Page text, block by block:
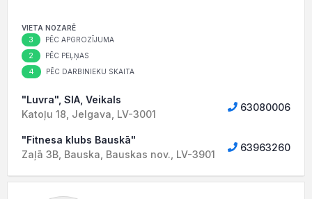
VIETA NOZARĒ
3 PĒC APGROZĪJUMA
2 PĒC PEĻŅAS
4 PĒC DARBINIEKU SKAITA
"Luvra", SIA, Veikals
Katoļu 18, Jelgava, LV-3001
63080006
"Fitnesa klubs Bauskā"
Zaļā 3B, Bauska, Bauskas nov., LV-3901
63963260